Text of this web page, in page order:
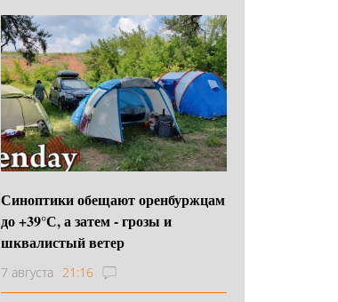
Синоптики обещают оренбуржцам
до +39°С, а затем - грозы и
шквалистый ветер
7 августа 21:16